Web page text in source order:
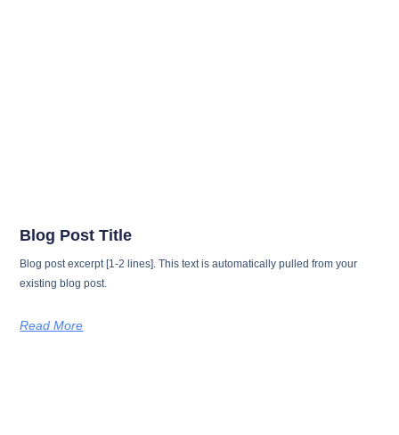
Blog Post Title
Blog post excerpt [1-2 lines]. This text is automatically pulled from your
existing blog post.
Read More